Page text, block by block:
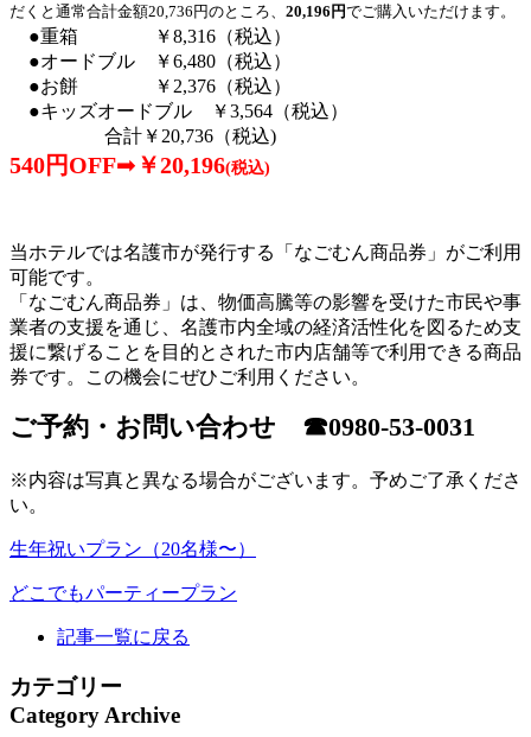
だくと 通常合計金額20,736円のところ、 20,196円でご購入いただけます。
●重箱 ￥8,316（税込）
●オードブル ￥6,480（税込）
●お餅 ￥2,376（税込）
●キッズオードブル ￥3,564（税込）
合計￥20,736（税込)
540円OFF➡ ￥20,196(税込)
当ホテルでは名護市が発行する「なごむん商品券」がご利用
可能です。
「なごむん商品券」は、物価高騰等の影響を受けた市民や事
業者の支援を通じ、名護市内全域の経済活性化を図るため支
援に繋げることを目的とされた市内店舗等で利用できる商品
券です。この機会にぜひご利用ください。
ご予約・お問い合わせ ☎0980-53-0031
※内容は写真と異なる場合がございます。予めご了承くださ
い。
生年祝いプラン（20名様〜）
どこでもパーティープラン
記事一覧に戻る
カテゴリー
Category Archive